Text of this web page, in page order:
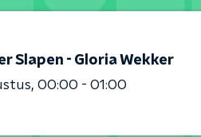
Slapen - Gloria Wekker
00:00 - 01:00